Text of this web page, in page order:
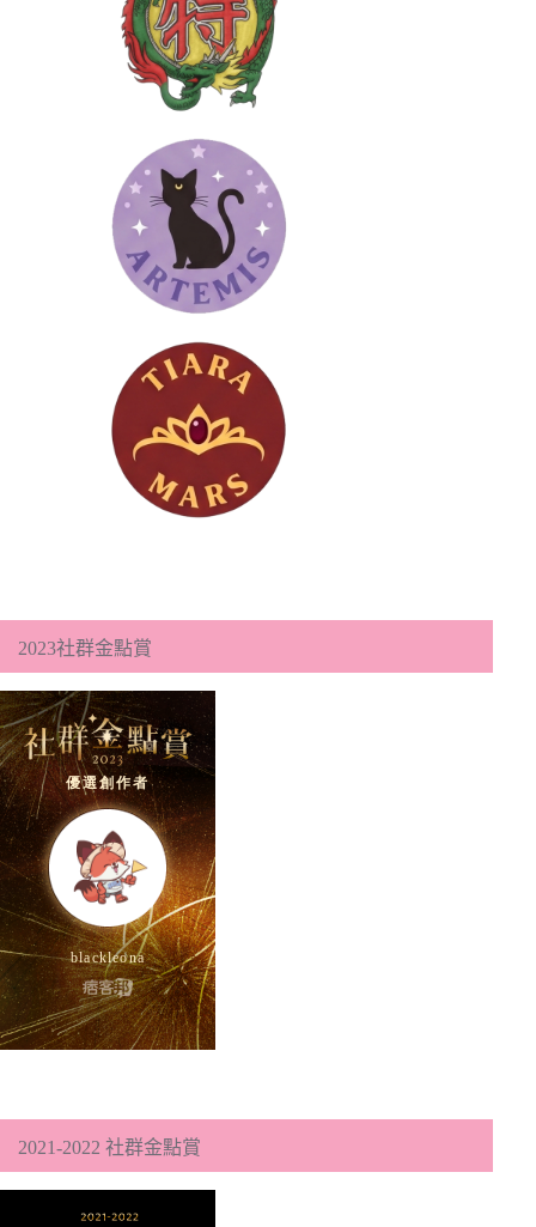
2023社群金點賞
2021-2022 社群金點賞